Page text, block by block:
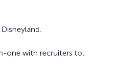
one with recruiters to: